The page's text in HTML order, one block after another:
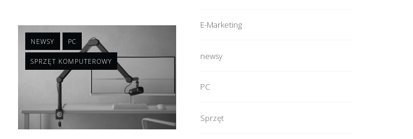
NEWSY PC
SPRZĘT KOMPUTEROWY
E-Marketing
newsy
PC
Sprzęt